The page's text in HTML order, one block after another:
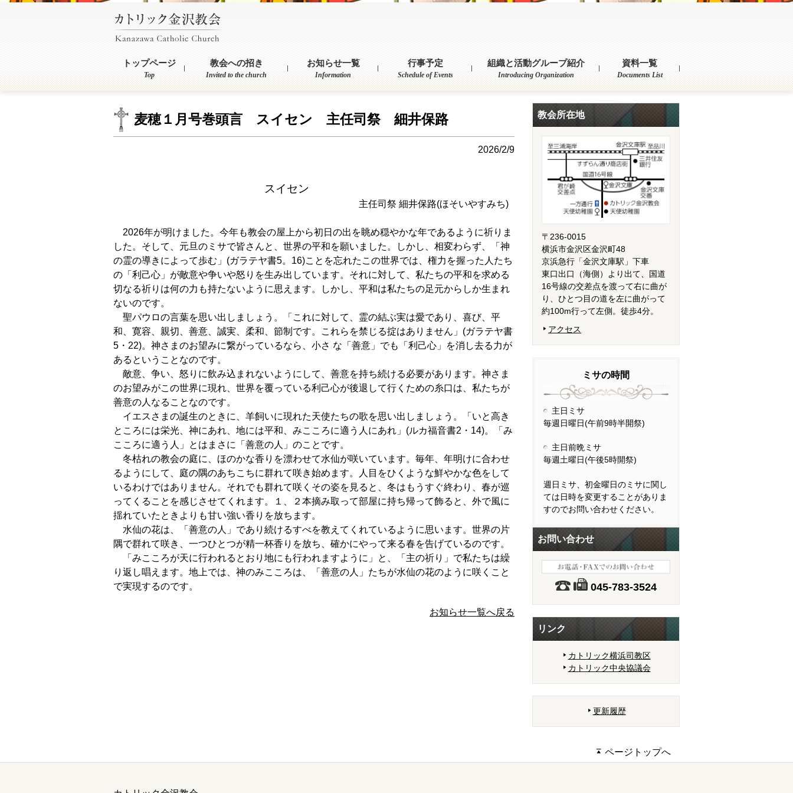
トップページ
Top
教会への招き
Invited to the church
お知らせ一覧
Information
行事予定
Schedule of Events
組織と活動グループ紹介
Introducing Organization
資料一覧
Documents List
麦穂１月号巻頭言 スイセン 主任司祭 細井保路
2026/2/9
スイセン
主任司祭 細井保路(ほそいやすみち)
2026年が明けました。今年も教会の屋上から初日の出を眺め穏やかな年であるように祈りま
した。そして、元旦のミサで皆さんと、世界の平和を願いました。しかし、相変わらず、「神
の霊の導きによって歩む」(ガラテヤ書5。16)ことを忘れたこの世界では、権力を握った人たち
の「利己心」が敵意や争いや怒りを生み出しています。それに対して、私たちの平和を求める
切なる祈りは何の力も持たないように思えます。しかし、平和は私たちの足元からしか生まれ
ないのです。
聖パウロの言葉を思い出しましょう。「これに対して、霊の結ぶ実は愛であり、喜び、平
和、寛容、親切、善意、誠実、柔和、節制です。これらを禁じる掟はありません」(ガラテヤ書
5・22)。神さまのお望みに繋がっているなら、小さ な「善意」でも「利己心」を消し去る力が
あるということなのです。
敵意、争い、怒りに飲み込まれないようにして、善意を持ち続ける必要があります。神さま
のお望みがこの世界に現れ、世界を覆っている利己心が後退して行くための糸口は、私たちが
善意の人なることなのです。
イエスさまの誕生のときに、羊飼いに現れた天使たちの歌を思い出しましょう。「いと高き
ところには栄光、神にあれ、地には平和、みこころに適う人にあれ」(ルカ福音書2・14)。「み
こころに適う人」とはまさに「善意の人」のことです。
冬枯れの教会の庭に、ほのかな香りを漂わせて水仙が咲いています。毎年、年明けに合わせ
るようにして、庭の隅のあちこちに群れて咲き始めます。人目をひくような鮮やかな色をして
いるわけではありません。それでも群れて咲くその姿を見ると、冬はもうすぐ終わり、春が巡
ってくることを感じさせてくれます。１、２本摘み取って部屋に持ち帰って飾ると、外で風に
揺れていたときよりも甘い強い香りを放ちます。
水仙の花は、「善意の人」であり続けるすべを教えてくれているように思います。世界の片
隅で群れて咲き、一つひとつが精一杯香りを放ち、確かにやって来る春を告げているのです。
「みこころが天に行われるとおり地にも行われますように」と、「主の祈り」で私たちは繰
り返し唱えます。地上では、神のみこころは、「善意の人」たちが水仙の花のように咲くこと
で実現するのです。
お知らせ一覧へ戻る
教会所在地
〒236-0015
横浜市金沢区金沢町48
京浜急行「金沢文庫駅」下車
東口出口（海側）より出て、国道
16号線の交差点を渡って右に曲が
り、ひとつ目の道を左に曲がって
約100m行って左側。徒歩4分。
アクセス
ミサの時間
主日ミサ
毎週日曜日(午前9時半開祭)
主日前晩ミサ
毎週土曜日(午後5時開祭)
週日ミサ、初金曜日のミサに関し
ては日時を変更することがありま
すのでお問い合わせください。
お問い合わせ
045-783-3524
リンク
カトリック横浜司教区
カトリック中央協議会
更新履歴
ページトップへ